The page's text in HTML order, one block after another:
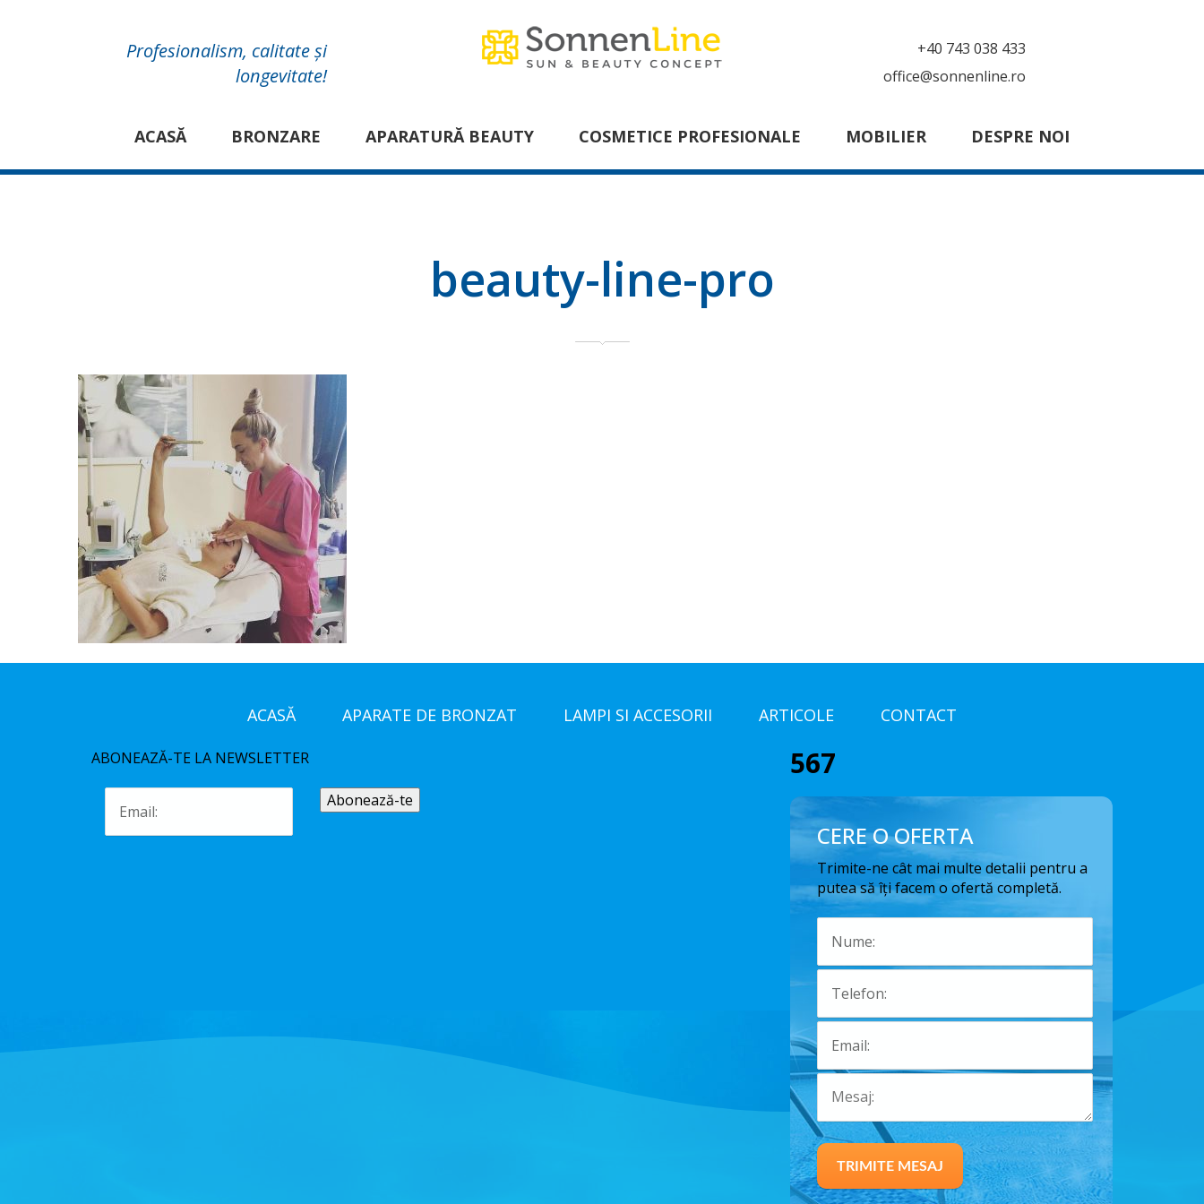
Profesionalism, calitate și
longevitate!
+40 743 038 433
office@sonnenline.ro
ACASĂ BRONZARE APARATURĂ BEAUTY COSMETICE PROFESIONALE MOBILIER DESPRE NOI
beauty-line-pro
ACASĂ APARATE DE BRONZAT LAMPI SI ACCESORII ARTICOLE CONTACT
ABONEAZĂ-TE LA NEWSLETTER 567
CERE O OFERTA
Trimite-ne cât mai multe detalii pentru a
putea să îți facem o ofertă completă.